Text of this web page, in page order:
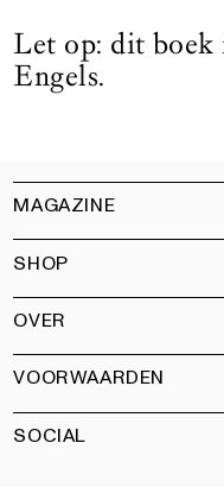
Let op: dit boek
Engels.
MAGAZINE
Klantenservice
Verkooppunten
Adverteren
Partners
Kunstbrief
SHOP
Alle producten
Magazine
Boeken
Tuin
OVER
Ons team
Vacatures
Contact
VOORWAARDEN
Algemene
SOCIAL